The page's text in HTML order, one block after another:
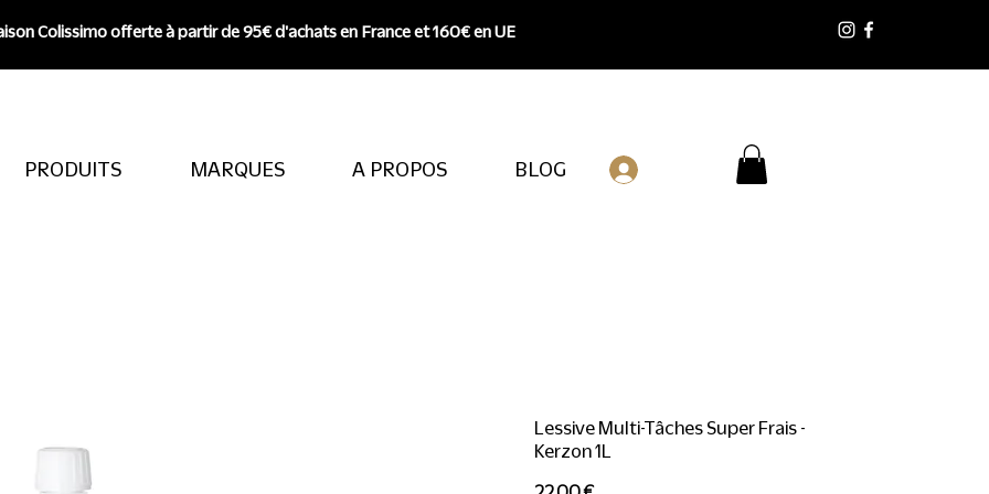
Colissimo offerte à partir de 95€ d'achats en France et 160€ en UE
PRODUITS MARQUES A PROPOS BLOG
Lessive Multi-Tâches Super Frais -
Kerzon 1L